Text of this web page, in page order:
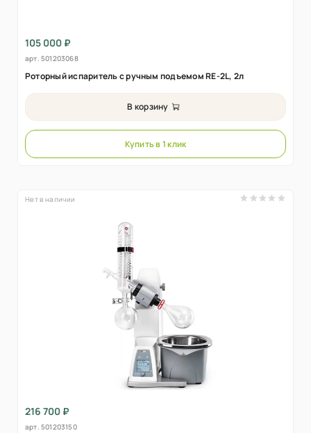
105 000 ₽
арт. 501203068
Роторный испаритель с ручным подъемом RE-2L, 2л
В корзину
Купить в 1 клик
Нет в наличии
216 700 ₽
арт. 501203150